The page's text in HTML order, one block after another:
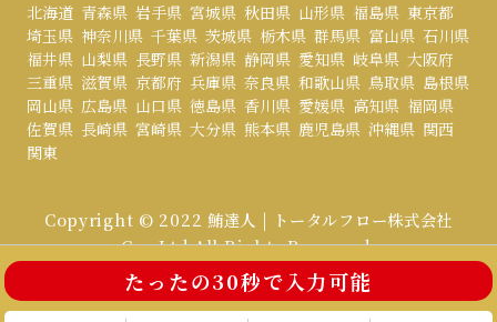
たったの30秒で入力可能
北海道 青森県 岩手県 宮城県 秋田県 山形県 福島県 東京都
埼玉県 神奈川県 千葉県 茨城県 栃木県 群馬県 富山県 石川県
福井県 山梨県 長野県 新潟県 静岡県 愛知県 岐阜県 大阪府
三重県 滋賀県 京都府 兵庫県 奈良県 和歌山県 鳥取県 島根県
岡山県 広島県 山口県 徳島県 香川県 愛媛県 高知県 福岡県
佐賀県 長崎県 宮崎県 大分県 熊本県 鹿児島県 沖縄県 関西
関東
Copyright © 2022 鮪達人 | トータルフロー株式会社
Co., Ltd All Rights Reserved.